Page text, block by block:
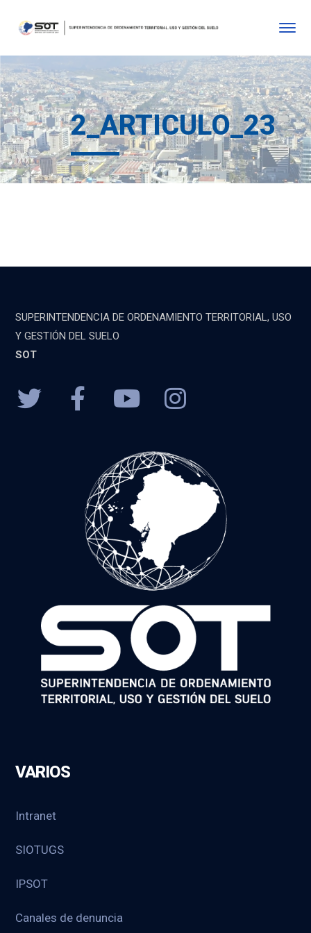
2_ARTICULO_23
SUPERINTENDENCIA DE ORDENAMIENTO TERRITORIAL, USO
Y GESTIÓN DEL SUELO
SOT
VARIOS
Intranet
SIOTUGS
IPSOT
Canales de denuncia